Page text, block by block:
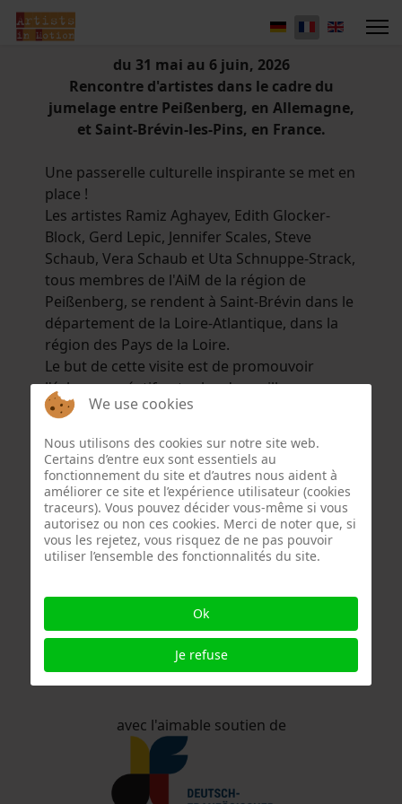
du 31 mai au 6 juin, 2026
Rencontre d'artistes dans le cadre du
jumelage entre Peißenberg, en Allemagne,
et Saint-Brévin-les-Pins, en France.
Une passerelle culturelle inspirante se met en
place !
Les artistes Ramiz Aghayev, Edith Glocker-
Block, Gerd Lepic, Jennifer Scales, Steve
Schaub, Vera Schaub et Uta Schnuppe-Strack,
tous membres de l'AiM de la région de
Peißenberg, se rendent à Saint-Brévin dans le
département de la Loire-Atlantique, dans la
région des Pays de la Loire.
Le but de cette visite est de promouvoir
l'échange créatif entre les deux villes
jumelées. En collaboration avec des artistes
Jade" (PDJ), ils travailleront sur une exposition
variée, organiseront des ateliers et créeront
même une œuvre d'art commune. Ce projet
offre une occasion unique de franchir les
frontières culturelles, de recueillir de
nouvelles inspirations et de renforcer le lien
Nous sommes impatients de collaborer de
manière passionnante, qui ne se limitera pas
à la scène artistique.
avec l'aimable soutien de
We use cookies
Nous utilisons des cookies sur notre site web.
Certains d’entre eux sont essentiels au
fonctionnement du site et d’autres nous aident à
améliorer ce site et l’expérience utilisateur (cookies
traceurs). Vous pouvez décider vous-même si vous
autorisez ou non ces cookies. Merci de noter que, si
vous les rejetez, vous risquez de ne pas pouvoir
utiliser l’ensemble des fonctionnalités du site.
Ok
Je refuse